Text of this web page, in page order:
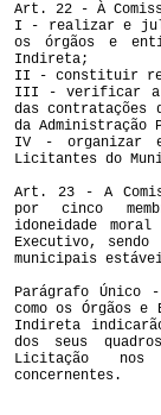
Art. 22 - À
I - realizar e
os órgãos e
Indireta;
II - constituir
III - verificar a
das contratações
da
IV - organizar
Licitantes do
Art. 23 - A
por cinco
idoneidade
Executivo,
municipais
Parágrafo Único
como os Órgãos
Indireta
dos seus
Licitação
concernentes.